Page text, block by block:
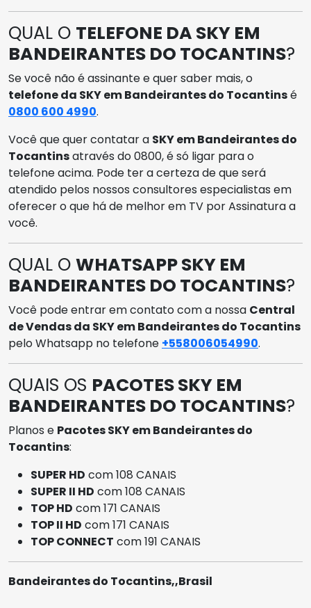
QUAL O TELEFONE DA SKY EM
BANDEIRANTES DO TOCANTINS?
Se você não é assinante e quer saber mais, o
telefone da SKY em Bandeirantes do Tocantinsé
0800 600 4990.
Você que quer contatar a SKY em Bandeirantes do
Tocantinsatravés do 0800, é só ligar para o
telefone acima. Pode ter a certeza de que será
atendido pelos nossos consultores especialistas em
oferecer o que há de melhor em TV por Assinatura a
você.
QUAL O WHATSAPP SKY EM
BANDEIRANTES DO TOCANTINS?
Você pode entrar em contato com a nossa Central
de Vendas da SKY em Bandeirantes do Tocantins
pelo Whatsapp no telefone +558006054990.
QUAIS OS PACOTES SKY EM
BANDEIRANTES DO TOCANTINS?
Planos e Pacotes SKY em Bandeirantes do
Tocantins:
SUPER HD com 108 CANAIS
SUPER II HD com 108 CANAIS
TOP HD com 171 CANAIS
TOP II HD com 171 CANAIS
TOP CONNECT com 191 CANAIS
Bandeirantes do Tocantins,,Brasil